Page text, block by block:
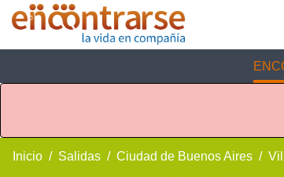
Inicio Salidas Ciudad de Buenos Aires